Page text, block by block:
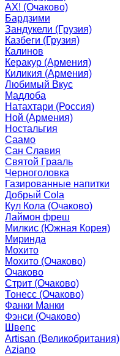
АХ! (Очаково)
Бардзими
Зандукели (Грузия)
Казбеги (Грузия)
Калинов
Керакур (Армения)
Киликия (Армения)
Любимый Вкус
Мадлоба
Натахтари (Россия)
Ной (Армения)
Ностальгия
Саамо
Сан Славия
Святой Грааль
Черноголовка
Газированные напитки
Добрый Cola
Кул Кола (Очаково)
Лаймон фреш
Милкис (Южная Корея)
Миринда
Мохито
Мохито (Очаково)
Очаково
Стрит (Очаково)
Тонесс (Очаково)
Фанки Манки
Фэнси (Очаково)
Швепс
Artisan (Великобритания)
Aziano